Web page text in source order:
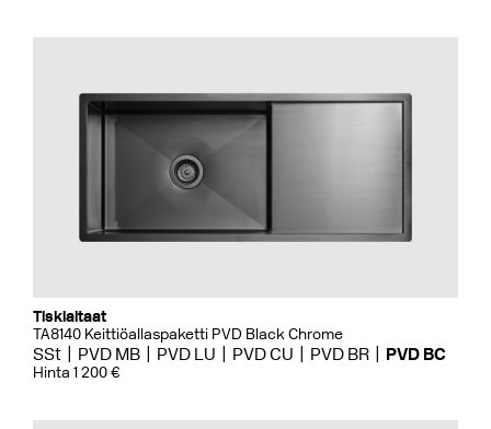
Tiskialtaat
TA8140 Keittiöallaspaketti PVD Black Chrome
SSt PVD MB PVD LU PVD CU PVD BR PVD BC
Hinta 1 200 €